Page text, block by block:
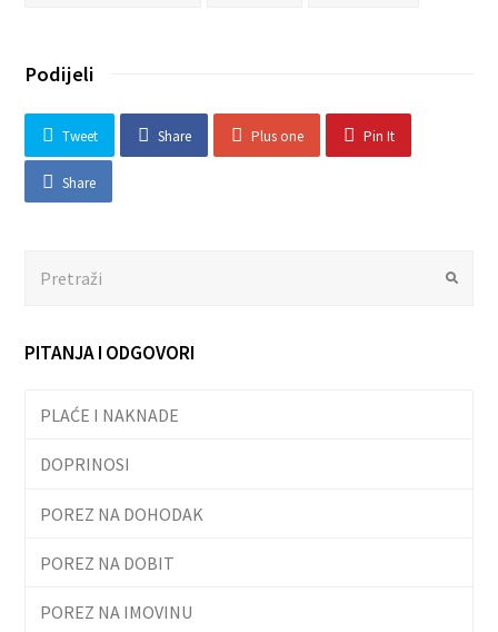
Podijeli
Tweet Share Plus one Pin It
Share
Submit
PITANJA I ODGOVORI
PLAĆE I NAKNADE
DOPRINOSI
POREZ NA DOHODAK
POREZ NA DOBIT
POREZ NA IMOVINU